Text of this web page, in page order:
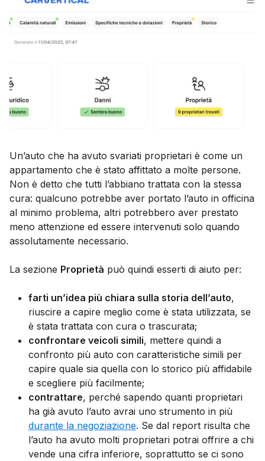
Un’auto che ha avuto svariati proprietari è come un
appartamento che è stato affittato a molte persone.
Non è detto che tutti l’abbiano trattata con la stessa
cura: qualcuno potrebbe aver portato l’auto in officina
al minimo problema, altri potrebbero aver prestato
meno attenzione ed essere intervenuti solo quando
assolutamente necessario.
La sezione Proprietà può quindi esserti di aiuto per:
farti un’idea più chiara sulla storia dell’auto,
riuscire a capire meglio come è stata utilizzata, se
è stata trattata con cura o trascurata;
confrontare veicoli simili, mettere quindi a
confronto più auto con caratteristiche simili per
capire quale sia quella con lo storico più affidabile
e scegliere più facilmente;
contrattare, perché sapendo quanti proprietari
ha già avuto l’auto avrai uno strumento in più
durante la negoziazione. Se dal report risulta che
l’auto ha avuto molti proprietari potrai offrire a chi
vende una cifra inferiore, soprattutto se ci sono